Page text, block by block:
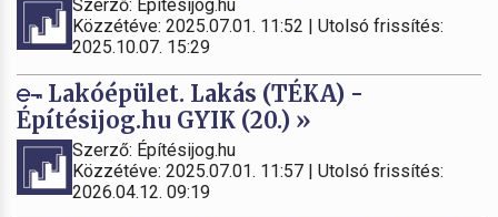
Szerző: Építésijog.hu
Közzétéve: 2025.07.01. 11:52 | Utolsó frissítés:
2025.10.07. 15:29
Lakóépület. Lakás (TÉKA) -
Építésijog.hu GYIK (20.) »
Szerző: Építésijog.hu
Közzétéve: 2025.07.01. 11:57 | Utolsó frissítés:
2026.04.12. 09:19